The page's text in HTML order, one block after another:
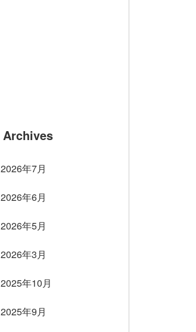
Archives
2026年7月
2026年6月
2026年5月
2026年3月
2025年10月
2025年9月